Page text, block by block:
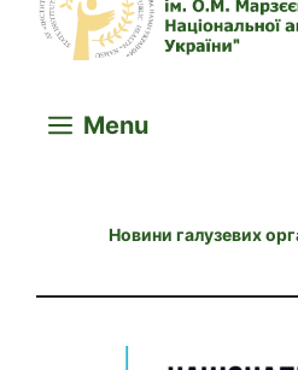
Menu
Новини галузевих